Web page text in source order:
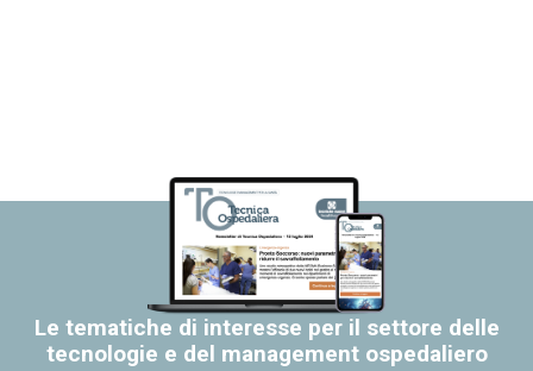
Le tematiche di interesse per il settore delle
tecnologie e del management ospedaliero